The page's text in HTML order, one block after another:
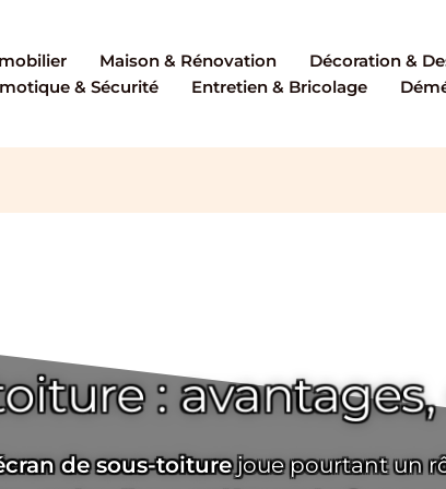
Maison & Rénovation Décoration &
& Sécurité
Entretien & Bricolage
:
de sous-toiturejoue pourtant un